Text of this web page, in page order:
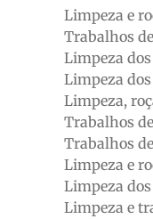
Limpeza e
Trabalhos
Limpeza
Limpeza
Limpeza,
Trabalhos
Trabalhos
Limpeza e
Limpeza
Limpeza e